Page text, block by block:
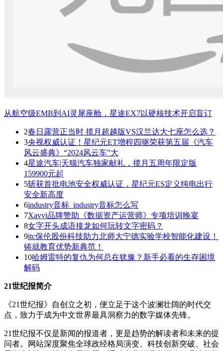
从航空级EMB到AI灵犀座舱，星途EX7以硬核技术开启盲订
2春日露营正当时 揽月超越版VS汉兰达大七座怎么选？
3央视权威认证！星纪元ET增程四驱荣获第五届《汽车
风云盛典》“2024风云车”大
4星途汽车|天猫汽车独家献礼，揽月五周年限定版
159900元起
5斩获首批电池安全权威认证，星纪元ES定义纯电出行
安全新高度
6industry音标_industry音标怎么写
7Xavvi品牌赞助《数据资产运营师》专项培训晚宴
8女字开头成语接龙如何玩转文字密码？
9itc保伦股份科技助力北师大宁德实验学校智能化建设！
铸就教育优势新典范！
10哈姆雷特的复仇为何总在犹豫？新手必看的生存困境
解码
21世纪报简介
《21世纪报》自创立之初，便立足于这个波澜壮阔的时代交
点，致力于成为中文世界最具洞察力的数字媒体先锋。
21世纪报不仅是新闻的报道者，更是趋势的解读者和未来的提
问者。网站深度聚焦全球政经格局演变、科技创新突破、社会